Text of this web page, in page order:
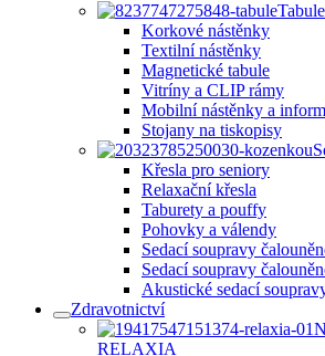
Korkové nástěnky
Textilní nástěnky
Magnetické tabule
Vitríny a CLIP rámy
Mobilní nástěnky a
Stojany na tiskopisy
Křesla pro seniory
Relaxační křesla
Taburety a pouffy
Pohovky a válendy
Sedací soupravy
Sedací soupravy
Akustické sedací
Zdravotnictví
RELAXIA